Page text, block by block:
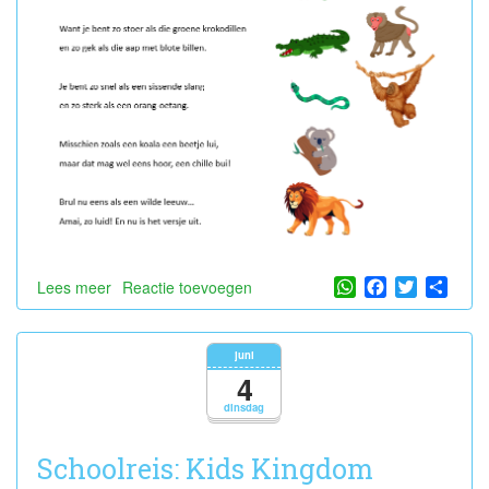
Lees meer over
Vaderdag
🦁
Reactie toevoegen WhatsApp
Facebook
Twitter
dinsdag
juni
4
Schoolreis: Kids Kingdom